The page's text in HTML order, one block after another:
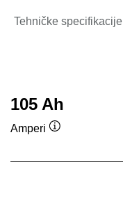
Tehničke specifikacije
105 Ah
Amperi